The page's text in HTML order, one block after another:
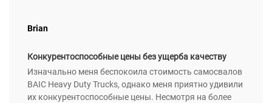
Brian
Конкурентоспособные цены без ущерба качеству
Изначально меня беспокоила стоимость самосвалов
BAIC Heavy Duty Trucks, однако меня приятно удивили
их конкурентоспособные цены. Несмотря на более